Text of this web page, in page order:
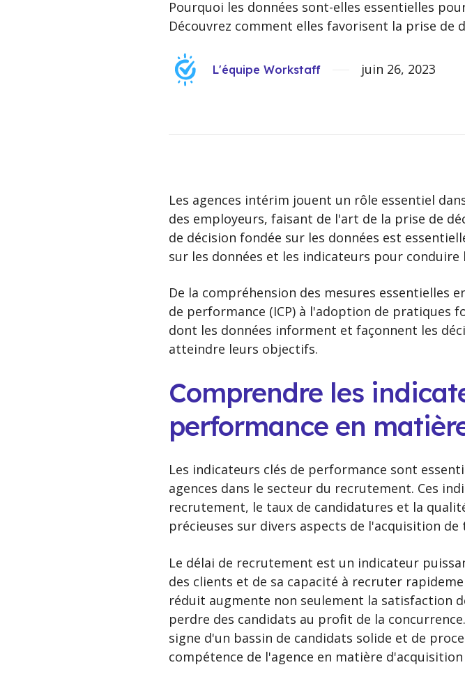
Pourquoi les données sont-elles essentielles
Découvrez comment elles favorisent la prise de
L'équipe Workstaff juin 26, 2023
Les agences intérim jouent un rôle essentiel
des employeurs, faisant de l'art de la prise de
de décision fondée sur les données est
sur les données et les indicateurs pour
De la compréhension des mesures essentielles
de performance (ICP) à l'adoption de pratiques
dont les données informent et façonnent les
atteindre leurs objectifs.
Comprendre les
performance en
Les indicateurs clés de performance sont
agences dans le secteur du recrutement. Ces
recrutement, le taux de candidatures et la
précieuses sur divers aspects de l'acquisition de
Le délai de recrutement est un indicateur
des clients et de sa capacité à recruter
réduit augmente non seulement la satisfaction
perdre des candidats au profit de la
signe d'un bassin de candidats solide et de
compétence de l'agence en matière